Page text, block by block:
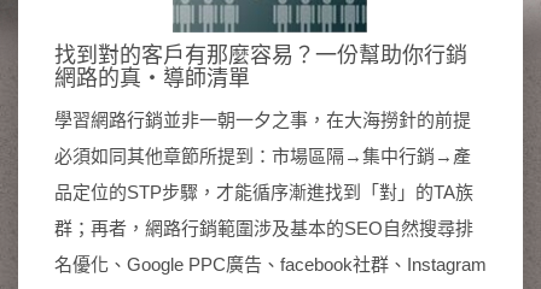
找到對的客戶有那麼容易？一份幫助你行銷
網路的真‧導師清單
學習網路行銷並非一朝一夕之事，在大海撈針的前提
必須如同其他章節所提到：市場區隔→集中行銷→產
品定位的STP步驟，才能循序漸進找到「對」的TA族
群；再者，網路行銷範圍涉及基本的SEO自然搜尋排
名優化、Google PPC廣告、facebook社群、Instagram